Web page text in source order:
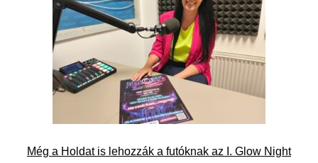
Még a Holdat is lehozzák a futóknak az I. Glow Night